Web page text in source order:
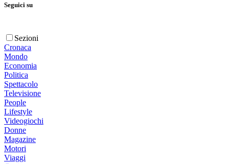
Seguici su
Sezioni
Cronaca
Mondo
Economia
Politica
Spettacolo
Televisione
People
Lifestyle
Videogiochi
Donne
Magazine
Motori
Viaggi